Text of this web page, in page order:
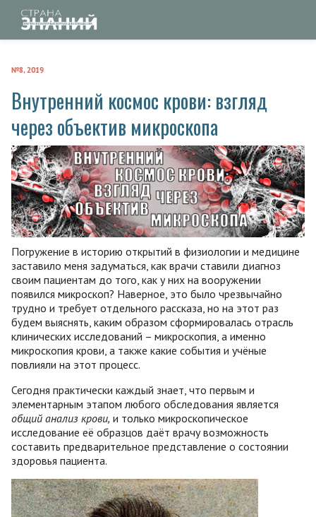
№8, 2019
Внутренний космос крови: взгляд
через объектив микроскопа
Погружение в историю открытий в физиологии и медицине
заставило меня задуматься, как врачи ставили диагноз
своим пациентам до того, как у них на вооружении
появился микроскоп? Наверное, это было чрезвычайно
трудно и требует отдельного рассказа, но на этот раз
будем выяснять, каким образом сформировалась отрасль
клинических исследований – микроскопия, а именно
микроскопия крови, а также какие события и учёные
повлияли на этот процесс.
Сегодня практически каждый знает, что первым и
элементарным этапом любого обследования является
общий анализ крови, и только микроскопическое
исследование её образцов даёт врачу возможность
составить предварительное представление о состоянии
здоровья пациента.